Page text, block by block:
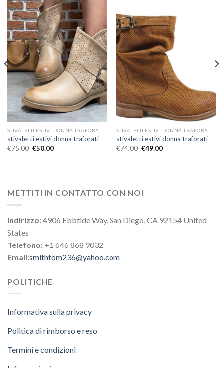
STIVALETTI ESTIVI DONNA TRAFORATI
stivaletti estivi donna traforati
€75.00 €50.00
STIVALETTI ESTIVI DONNA TRAFORATI
stivaletti estivi donna traforati
€74.00 €49.00
METTITI IN CONTATTO CON NOI
Indirizzo:4906 Ebbtide Way, San Diego, CA 92154 United
States
Telefono: +1 646 868 9032
Email:smithtom236@yahoo.com
POLITICHE
Informativa sulla privacy
Politica di rimborso e reso
Termini e condizioni